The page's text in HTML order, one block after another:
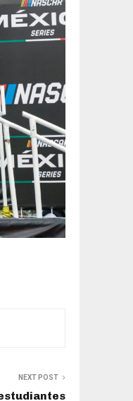
NEXT POST